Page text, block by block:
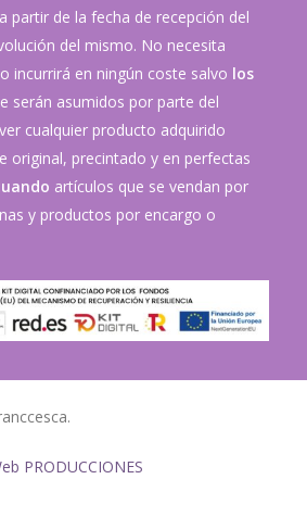
partir de la fecha de recepción del
del mismo. No necesita
incurrirá en ningún coste salvo los
serán asumidos por parte del
cualquier producto adquirido
original, precintado y en perfectas
artículos que se vendan por
y productos por encargo o
PRODUCCIONES